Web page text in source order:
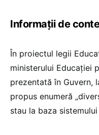
Informații de
În proiectul legii
ministerului Educației
prezentată în Guvern,
propus enumeră
stau la baza